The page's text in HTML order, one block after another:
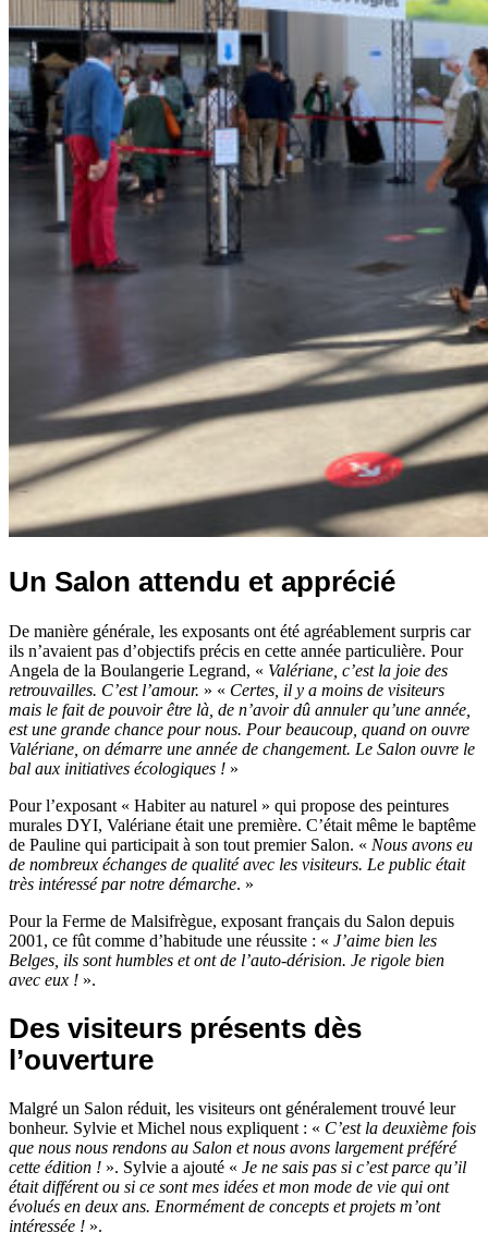
Un Salon attendu et apprécié
De manière générale, les exposants ont été agréablement surpris car
ils n’avaient pas d’objectifs précis en cette année particulière. Pour
Angela de la Boulangerie Legrand, « Valériane, c’est la joie des
retrouvailles. C’est l’amour. » « Certes, il y a moins de visiteurs
mais le fait de pouvoir être là, de n’avoir dû annuler qu’une année,
est une grande chance pour nous. Pour beaucoup, quand on ouvre
Valériane, on démarre une année de changement. Le Salon ouvre le
bal aux initiatives écologiques ! »
Pour l’exposant « Habiter au naturel » qui propose des peintures
murales DYI, Valériane était une première. C’était même le baptême
de Pauline qui participait à son tout premier Salon. « Nous avons eu
de nombreux échanges de qualité avec les visiteurs. Le public était
très intéressé par notre démarche. »
Pour la Ferme de Malsifrègue, exposant français du Salon depuis
2001, ce fût comme d’habitude une réussite : « J’aime bien les
Belges, ils sont humbles et ont de l’auto-dérision. Je rigole bien
avec eux ! ».
Des visiteurs présents dès
l’ouverture
Malgré un Salon réduit, les visiteurs ont généralement trouvé leur
bonheur. Sylvie et Michel nous expliquent : « C’est la deuxième fois
que nous nous rendons au Salon et nous avons largement préféré
cette édition ! ». Sylvie a ajouté « Je ne sais pas si c’est parce qu’il
était différent ou si ce sont mes idées et mon mode de vie qui ont
évolués en deux ans. Enormément de concepts et projets m’ont
intéressée ! ».